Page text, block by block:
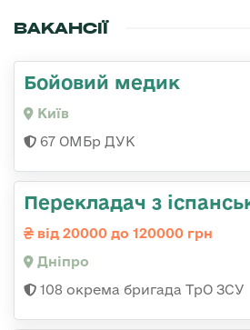
ВАКАНСІЇ
Бойовий медик
Київ
67 ОМБр ДУК
Перекладач з
від 20000 до 120000 грн
Дніпро
108 окрема бригада ТрО ЗСУ